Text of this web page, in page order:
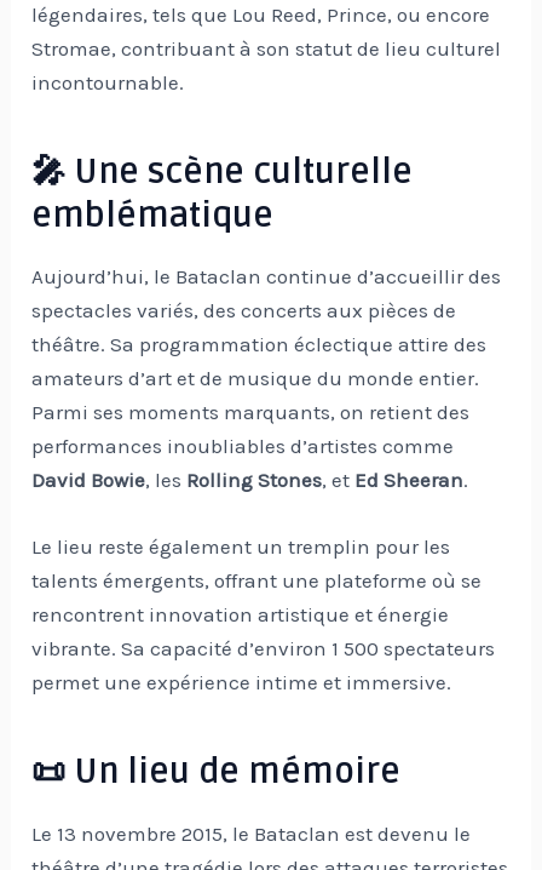
légendaires, tels que Lou Reed, Prince, ou encore
Stromae, contribuant à son statut de lieu culturel
incontournable.
🎤 Une scène culturelle
emblématique
Aujourd’hui, le Bataclan continue d’accueillir des
spectacles variés, des concerts aux pièces de
théâtre. Sa programmation éclectique attire des
amateurs d’art et de musique du monde entier.
Parmi ses moments marquants, on retient des
performances inoubliables d’artistes comme
David Bowie, les Rolling Stones, et Ed Sheeran.
Le lieu reste également un tremplin pour les
talents émergents, offrant une plateforme où se
rencontrent innovation artistique et énergie
vibrante. Sa capacité d’environ 1 500 spectateurs
permet une expérience intime et immersive.
📜 Un lieu de mémoire
Le 13 novembre 2015, le Bataclan est devenu le